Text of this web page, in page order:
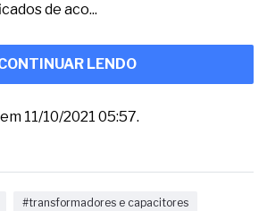
de aco...
LENDO
11/10/2021 05:57.
#transformadores e capacitores